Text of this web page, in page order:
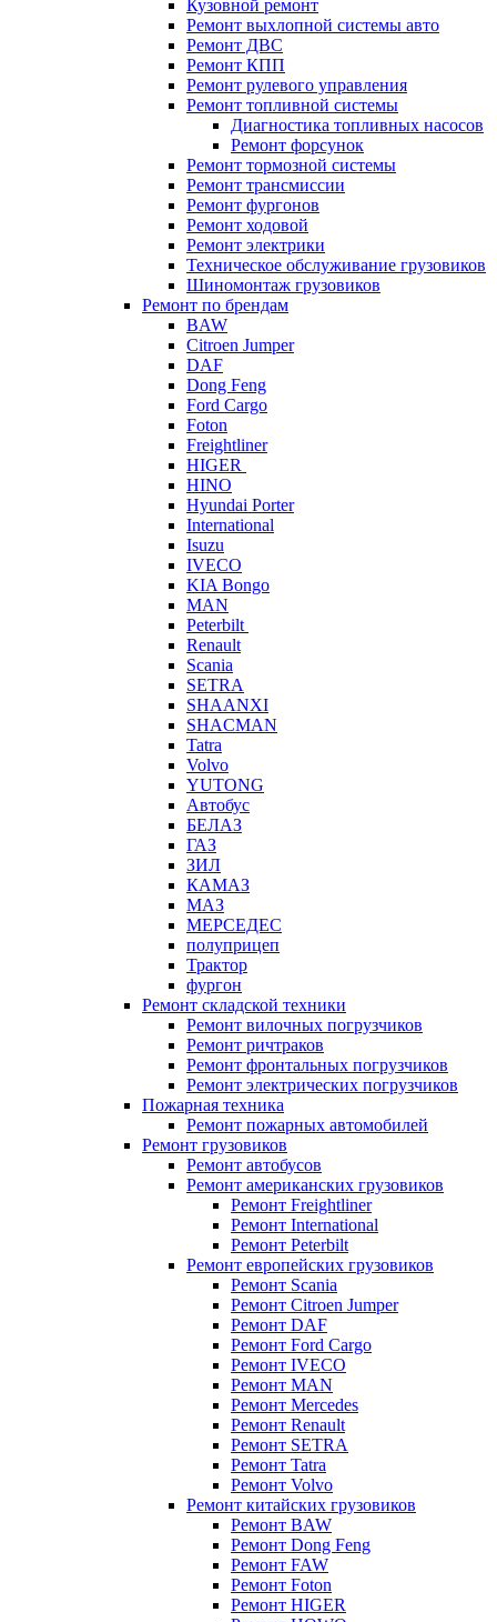
Кузовной ремонт
Ремонт выхлопной системы авто
Ремонт ДВС
Ремонт КПП
Ремонт рулевого управления
Ремонт топливной системы
Диагностика топливных насосов
Ремонт форсунок
Ремонт тормозной системы
Ремонт трансмиссии
Ремонт фургонов
Ремонт ходовой
Ремонт электрики
Техническое обслуживание грузовиков
Шиномонтаж грузовиков
Ремонт по брендам
BAW
Citroen Jumper
DAF
Dong Feng
Ford Cargo
Foton
Freightliner
HIGER
HINO
Hyundai Porter
International
Isuzu
IVECO
KIA Bongo
MAN
Peterbilt
Renault
Scania
SETRA
SHAANXI
SHACMAN
Tatra
Volvo
YUTONG
Автобус
БЕЛАЗ
ГАЗ
ЗИЛ
КАМАЗ
МАЗ
МЕРСЕДЕС
полуприцеп
Трактор
фургон
Ремонт складской техники
Ремонт вилочных погрузчиков
Ремонт ричтраков
Ремонт фронтальных погрузчиков
Ремонт электрических погрузчиков
Пожарная техника
Ремонт пожарных автомобилей
Ремонт грузовиков
Ремонт автобусов
Ремонт американских грузовиков
Ремонт Freightliner
Ремонт International
Ремонт Peterbilt
Ремонт европейских грузовиков
Ремонт Scania
Ремонт Citroen Jumper
Ремонт DAF
Ремонт Ford Cargo
Ремонт IVECO
Ремонт MAN
Ремонт Mercedes
Ремонт Renault
Ремонт SETRA
Ремонт Tatra
Ремонт Volvo
Ремонт китайских грузовиков
Ремонт BAW
Ремонт Dong Feng
Ремонт FAW
Ремонт Foton
Ремонт HIGER